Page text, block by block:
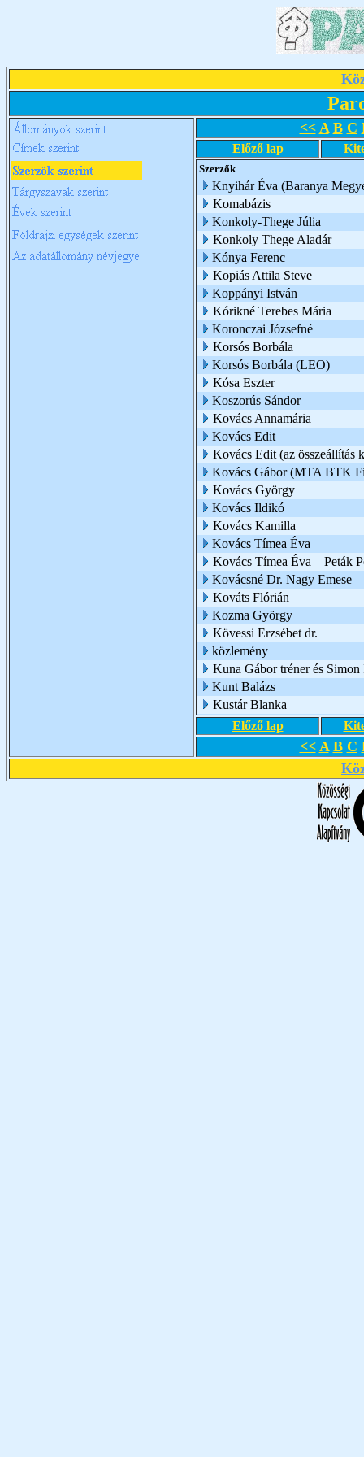
<< A B C
Előző lap
Szerzők
Knyihár Éva (Baranya
Komabázis
Konkoly-Thege Júlia
Konkoly Thege Aladár
Kónya Ferenc
Kopiás Attila Steve
Koppányi István
Kórikné Terebes Mária
Koronczai Józsefné
Korsós Borbála
Korsós Borbála (LEO)
Kósa Eszter
Koszorús Sándor
Kovács Annamária
Kovács Edit
Kovács Edit (az összeállítás
Kovács Gábor (MTA BTK
Kovács György
Kovács Ildikó
Kovács Kamilla
Kovács Tímea Éva
Kovács Tímea Éva – Peták
Kovácsné Dr. Nagy Emese
Kováts Flórián
Kozma György
Kövessi Erzsébet dr.
közlemény
Kuna Gábor tréner és
Kunt Balázs
Kustár Blanka
Előző lap
<< A B C